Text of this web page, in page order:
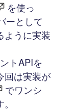
を使っ
ーとして
ように実装
トAPIを
回は実装が
でワンシ